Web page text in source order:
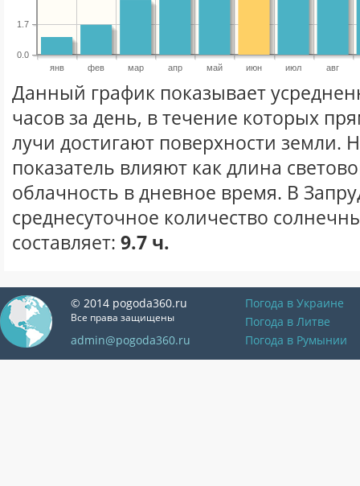
янв фев мар апр май июн июл авг
0.0
1.7
Данный график показывает
часов за день, в течение которых
лучи достигают поверхности земли.
показатель влияют как длина
облачность в дневное время. В
среднесуточное количество
составляет: 9.7 ч.
© 2014 pogoda360.ru
Все права защищены
admin@pogoda360.ru
Погода в Украине
Погода в Литве
Погода в Румынии